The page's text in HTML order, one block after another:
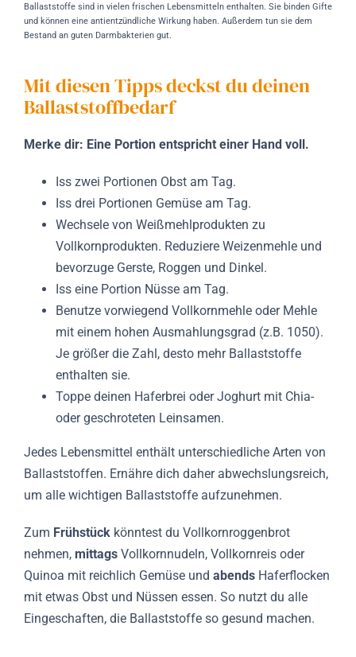
Ballaststoffe sind in vielen frischen Lebensmitteln enthalten. Sie binden Gifte
und können eine antientzündliche Wirkung haben. Außerdem tun sie dem
Bestand an guten Darmbakterien gut.
Mit diesen Tipps deckst du deinen
Ballaststoffbedarf
Merke dir: Eine Portion entspricht einer Hand voll.
Iss zwei Portionen Obst am Tag.
Iss drei Portionen Gemüse am Tag.
Wechsele von Weißmehlprodukten zu
Vollkornprodukten. Reduziere Weizenmehle und
bevorzuge Gerste, Roggen und Dinkel.
Iss eine Portion Nüsse am Tag.
Benutze vorwiegend Vollkornmehle oder Mehle
mit einem hohen Ausmahlungsgrad (z.B. 1050).
Je größer die Zahl, desto mehr Ballaststoffe
enthalten sie.
Toppe deinen Haferbrei oder Joghurt mit Chia-
oder geschroteten Leinsamen.
Jedes Lebensmittel enthält unterschiedliche Arten von
Ballaststoffen. Ernähre dich daher abwechslungsreich,
um alle wichtigen Ballaststoffe aufzunehmen.
Zum Frühstück könntest du Vollkornroggenbrot
nehmen, mittags Vollkornnudeln, Vollkornreis oder
Quinoa mit reichlich Gemüse und abends Haferflocken
mit etwas Obst und Nüssen essen. So nutzt du alle
Eingeschaften, die Ballaststoffe so gesund machen.